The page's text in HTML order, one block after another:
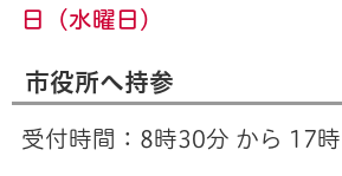
日（水曜日）
市役所へ持参
受付時間：8時30分 から 17